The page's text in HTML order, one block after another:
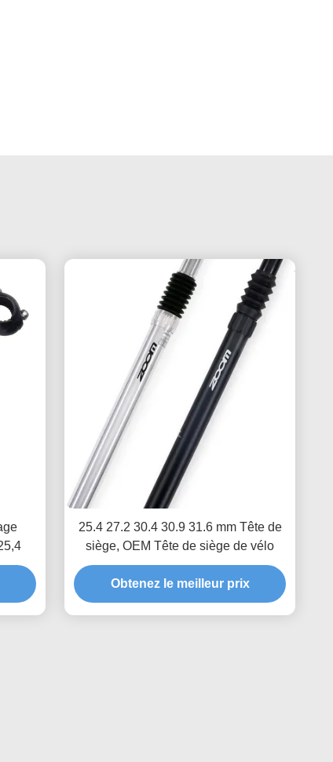
25.4 27.2 30.4 30.9 31.6 mm Tête de
siège, OEM Tête de siège de vélo
Obtenez le meilleur prix